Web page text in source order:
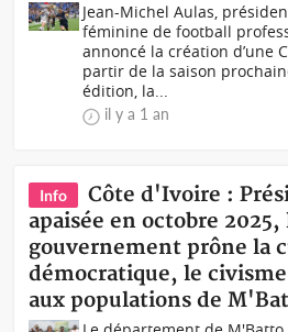
Jean-Michel Aulas,
féminine de football
annoncé la création d’une
partir de la saison
édition, la...
il y a 1 an
Info
Côte d'Ivoire :
apaisée en octobre 2025,
gouvernement prône la
démocratique, le
aux populations de